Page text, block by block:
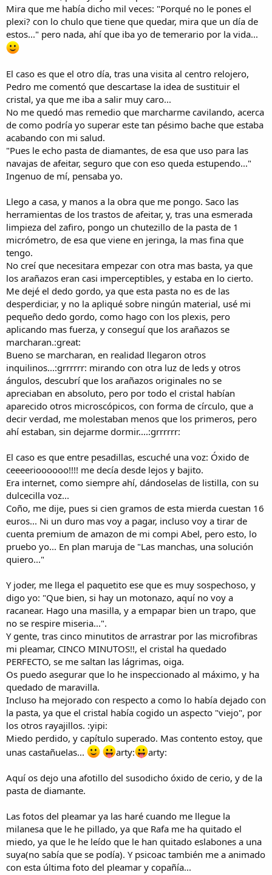
Mira que me había dicho mil veces: "Porqué no le pones el
plexi? con lo chulo que tiene que quedar, mira que un día de
estos..." pero nada, ahí que iba yo de temerario por la vida...
El caso es que el otro día, tras una visita al centro relojero,
Pedro me comentó que descartase la idea de sustituir el
cristal, ya que me iba a salir muy caro...
No me quedó mas remedio que marcharme cavilando, acerca
de como podría yo superar este tan pésimo bache que estaba
acabando con mi salud.
"Pues le echo pasta de diamantes, de esa que uso para las
navajas de afeitar, seguro que con eso queda estupendo..."
Ingenuo de mí, pensaba yo.
Llego a casa, y manos a la obra que me pongo. Saco las
herramientas de los trastos de afeitar, y, tras una esmerada
limpieza del zafiro, pongo un chutezillo de la pasta de 1
micrómetro, de esa que viene en jeringa, la mas fina que
tengo.
No creí que necesitara empezar con otra mas basta, ya que
los arañazos eran casi imperceptibles, y estaba en lo cierto.
Me dejé el dedo gordo, ya que esta pasta no es de las
desperdiciar, y no la apliqué sobre ningún material, usé mi
pequeño dedo gordo, como hago con los plexis, pero
aplicando mas fuerza, y conseguí que los arañazos se
marcharan.:great:
Bueno se marcharan, en realidad llegaron otros
inquilinos...:grrrrrr: mirando con otra luz de leds y otros
ángulos, descubrí que los arañazos originales no se
apreciaban en absoluto, pero por todo el cristal habían
aparecido otros microscópicos, con forma de círculo, que a
decir verdad, me molestaban menos que los primeros, pero
ahí estaban, sin dejarme dormir....:grrrrrr:
El caso es que entre pesadillas, escuché una voz: Óxido de
ceeeerioooooo!!!! me decía desde lejos y bajito.
Era internet, como siempre ahí, dándoselas de listilla, con su
dulcecilla voz...
Coño, me dije, pues si cien gramos de esta mierda cuestan 16
euros... Ni un duro mas voy a pagar, incluso voy a tirar de
cuenta premium de amazon de mi compi Abel, pero esto, lo
pruebo yo... En plan maruja de "Las manchas, una solución
quiero..."
Y joder, me llega el paquetito ese que es muy sospechoso, y
digo yo: "Que bien, si hay un motonazo, aquí no voy a
racanear. Hago una masilla, y a empapar bien un trapo, que
no se respire miseria...".
Y gente, tras cinco minutitos de arrastrar por las microfibras
mi pleamar, CINCO MINUTOS!!, el cristal ha quedado
PERFECTO, se me saltan las lágrimas, oiga.
Os puedo asegurar que lo he inspeccionado al máximo, y ha
quedado de maravilla.
Incluso ha mejorado con respecto a como lo había dejado con
la pasta, ya que el cristal había cogido un aspecto "viejo", por
los otros rayajillos. :yipi:
Miedo perdido, y capítulo superado. Mas contento estoy, que
unas castañuelas...
arty: arty:
Aquí os dejo una afotillo del susodicho óxido de cerio, y de la
pasta de diamante.
Las fotos del pleamar ya las haré cuando me llegue la
milanesa que le he pillado, ya que Rafa me ha quitado el
miedo, ya que le he leído que le han quitado eslabones a una
suya(no sabía que se podía). Y psicoac también me a animado
con esta última foto del pleamar y copañía...